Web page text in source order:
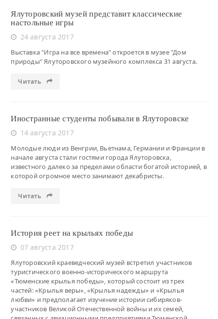
Ялуторовский музей представит классические
настольные игры
24 августа 2017
Выставка "Игра на все времена" откроется в музее "Дом
природы" Ялуторовского музейного комплекса 31 августа.
Читать
Иностранные студенты побывали в Ялуторовске
14 августа 2017
Молодые люди из Венгрии, Вьетнама, Германии и Франции в
начале августа стали гостями города Ялуторовска,
известного далеко за пределами области богатой историей, в
которой огромное место занимают декабристы.
Читать
История реет на крыльях победы
07 августа 2017
Ялуторовский краеведческий музей встретил участников
туристического военно-исторического маршрута
«Тюменские крылья победы», который состоит из трех
частей: «Крылья веры», «Крылья надежды» и «Крылья
любви» и предполагает изучение истории сибиряков-
участников Великой Отечественной войны и их семей,